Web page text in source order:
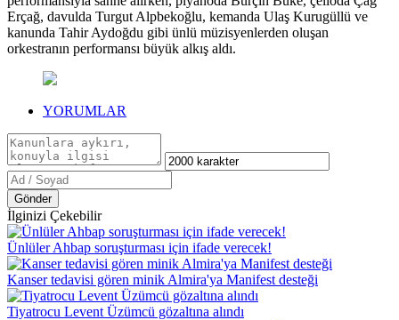
Erçağ, davulda Turgut Alpbekoğlu, kemanda Ulaş Kurugüllü ve
kanunda Tahir Aydoğdu gibi ünlü müzisyenlerden oluşan
orkestranın performansı büyük alkış aldı.
YORUMLAR
Gönder
İlginizi Çekebilir
Ünlüler Ahbap soruşturması için ifade verecek!
Kanser tedavisi gören minik Almira'ya Manifest desteği
Tiyatrocu Levent Üzümcü gözaltına alındı